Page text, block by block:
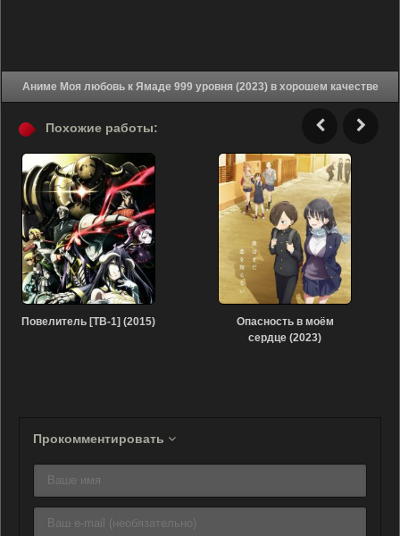
Аниме Моя любовь к Ямаде 999 уровня (2023) в хорошем качестве
Похожие работы:
Повелитель [ТВ-1] (2015)
Опасность в моём
сердце (2023)
Прокомментировать